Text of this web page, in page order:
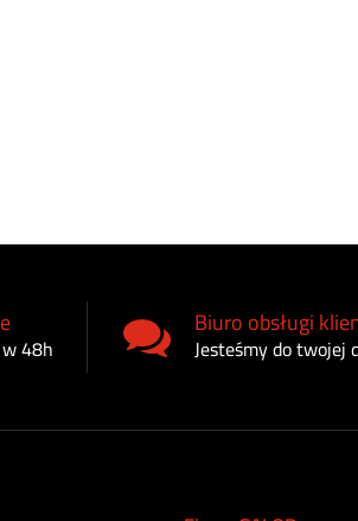
48h
Biuro obsługi
Jesteśmy do twojej